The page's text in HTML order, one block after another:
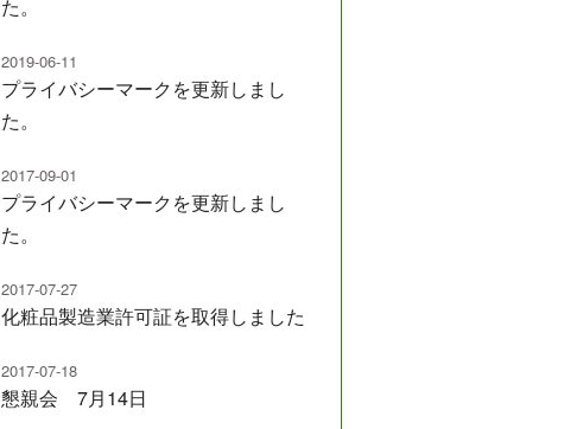
た。
2019-06-11
プライバシーマークを更新しまし
た。
2017-09-01
プライバシーマークを更新しまし
た。
2017-07-27
化粧品製造業許可証を取得しました
2017-07-18
懇親会 7月14日